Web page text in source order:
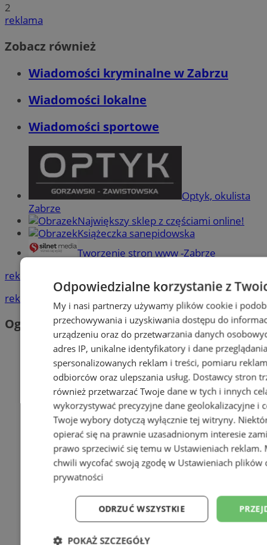
2
reklama
Zobacz również
Wiadomości kryminalne w Zabrzu
Wiadomości lokalne
Wiadomości sportowe
Optyk, okulista
Zabrze
Największy sklep z częściami online!
Książeczka sanepidowska
Tworzenie stron www -Zabrze
reklama
reklama
Ogłoszenia
Odpowiedzialne korzystanie z
My i nasi partnerzy używamy plików cookie i
przechowywania i uzyskiwania dostępu do
urządzeniu oraz do przetwarzania danych
adres IP, unikalne identyfikatory i dane
spersonalizowanych reklam i treści, pomiaru
odbiorców oraz ulepszania usług. Dostawcy stron
również przetwarzać Twoje dane w tych i innych
wykorzystywać precyzyjne dane geolokalizacyjne i
Twoje wybory dotyczą wyłącznie tej witryny.
opierać się na prawnie uzasadnionym interesie
prawo sprzeciwić się temu w Ustawieniach reklam.
chwili wycofać swoją zgodę w Ustawieniach plików
prywatności
ODRZUĆ WSZYSTKIE
POKAŻ SZCZEGÓŁY